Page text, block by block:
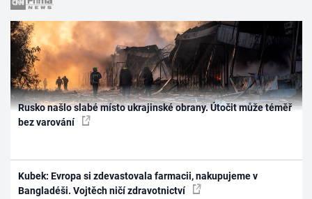
Rusko našlo slabé místo ukrajinské obrany. Útočit může téměř
bez varování
Kubek: Evropa si zdevastovala farmacii, nakupujeme v
Bangladéši. Vojtěch ničí zdravotnictví